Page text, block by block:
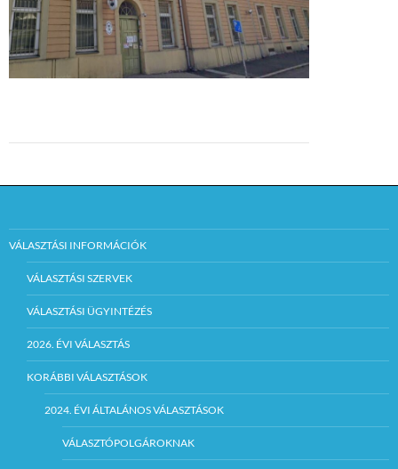
VÁLASZTÁSI INFORMÁCIÓK
VÁLASZTÁSI SZERVEK
VÁLASZTÁSI ÜGYINTÉZÉS
2026. ÉVI VÁLASZTÁS
KORÁBBI VÁLASZTÁSOK
2024. ÉVI ÁLTALÁNOS VÁLASZTÁSOK
VÁLASZTÓPOLGÁROKNAK